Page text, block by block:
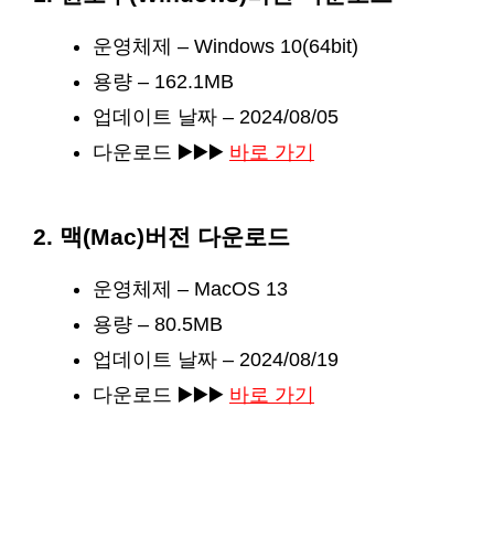
운영체제 – Windows 10(64bit)
용량 – 162.1MB
업데이트 날짜 – 2024/08/05
다운로드 ▶️▶️▶️ 바로 가기
2. 맥(Mac)버전 다운로드
운영체제 – MacOS 13
용량 – 80.5MB
업데이트 날짜 – 2024/08/19
다운로드 ▶️▶️▶️ 바로 가기